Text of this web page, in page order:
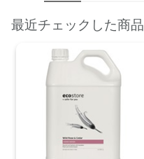
最近チェックした商品